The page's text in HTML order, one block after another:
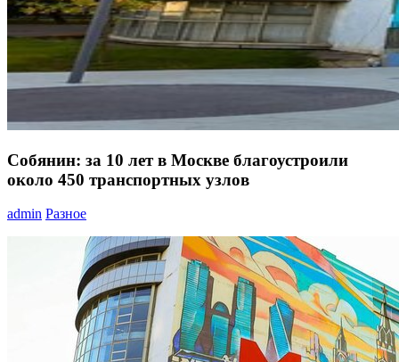
Собянин: за 10 лет в Москве благоустроили
около 450 транспортных узлов
admin Разное